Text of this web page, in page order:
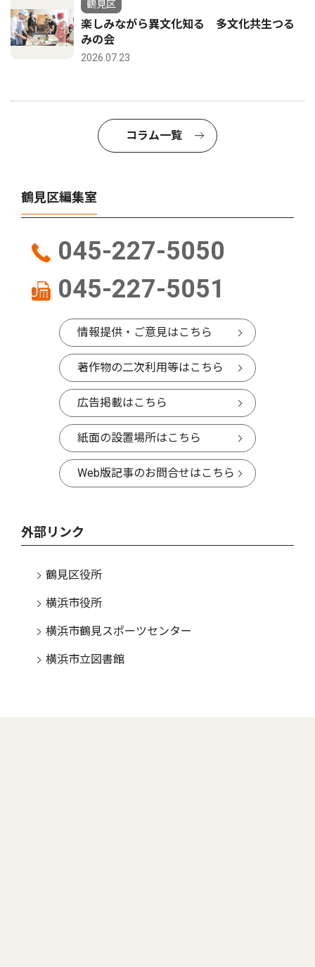
鶴見区
楽しみながら異文化知る 多文化共生つる
みの会
2026.07.23
コラム一覧
鶴見区編集室
045-227-5050
045-227-5051
情報提供・ご意見はこちら
著作物の二次利用等はこちら
広告掲載はこちら
紙面の設置場所はこちら
Web版記事のお問合せはこちら
外部リンク
鶴見区役所
横浜市役所
横浜市鶴見スポーツセンター
横浜市立図書館